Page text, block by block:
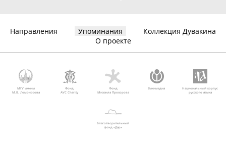
Направления Упоминания
Коллекция Дувакина
О проекте
МГУ имени
М.В. Ломоносова
Фонд
AVC Charity
Фонд
Михаила Прохорова
Викимедиа
Национальный корпус
русского языка
Благотворительный
фонд «Дар»